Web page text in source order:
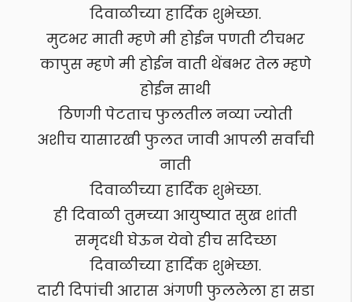
दिवाळीच्या हार्दिक शुभेच्छा.
मुटभर माती म्हणे मी होईन पणती टीचभर
कापुस म्हणे मी होईन वाती थेंबभर तेल म्हणे
होईन साथी
ठिणगी पेटताच फुलतील नव्या ज्योती
अशीच यासारखी फुलत जावी आपली सर्वांची
नाती
दिवाळीच्या हार्दिक शुभेच्छा.
ही दिवाळी तुमच्या आयुष्यात सुख शांती
समृदधी घेऊन येवो हीच सदिच्छा
दिवाळीच्या हार्दिक शुभेच्छा.
दारी दिपांची आरास अंगणी फुललेला हा सडा